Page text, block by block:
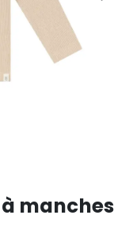
manches